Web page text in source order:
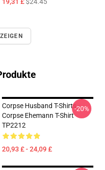
Corpse Husband T-Shirts -
Corpse Ehemann T-Shirt
TP2212
20,93 £ - 24,09 £
-20%